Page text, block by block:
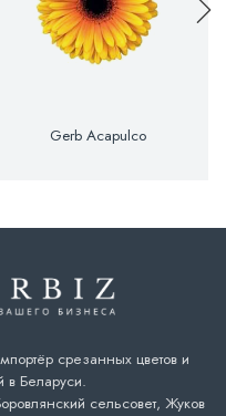
Gerb Acapulco
срезанных цветов и
в Беларуси.
сельсовет, Жуков